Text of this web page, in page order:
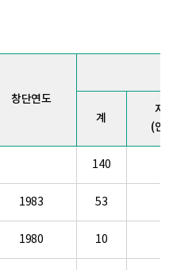
창단연도
계
지
(안
140
1983 53
1980 10